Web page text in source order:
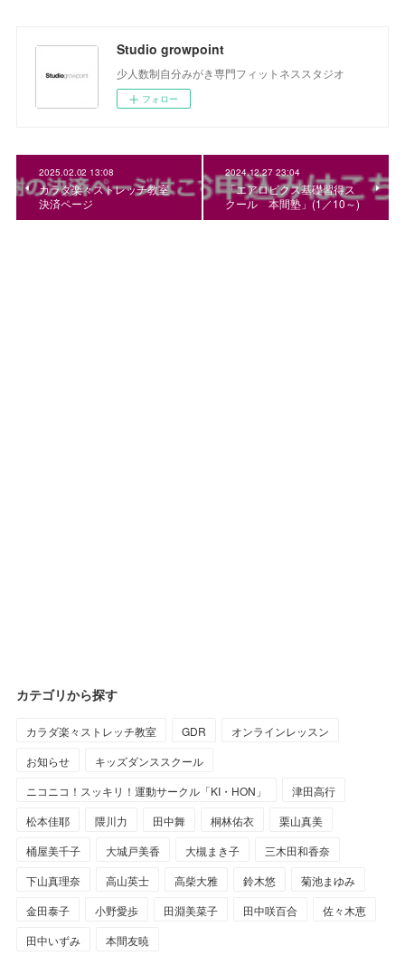
Studio growpoint
少人数制自分みがき専門フィットネススタジオ
フォロー
2025.02.02 13:08
カラダ楽々ストレッチ教室
決済ページ
2024.12.27 23:04
「エアロビクス基礎習得ス
クール 本間塾」(1／10～)
カテゴリから探す
カラダ楽々ストレッチ教室 GDR
オンラインレッスン
お知らせ
キッズダンススクール
ニコニコ！スッキリ！運動サークル「KI・HON」
津田高行
松本佳耶
隈川力 田中舞 桐林佑衣
栗山真美
桶屋美千子
大城戸美香 大槻まき子
三木田和香奈
下山真理奈
高山英士 高柴大雅 鈴木悠
菊池まゆみ
金田泰子
小野愛歩 田淵美菜子 田中咲百合
佐々木恵
田中いずみ
本間友暁